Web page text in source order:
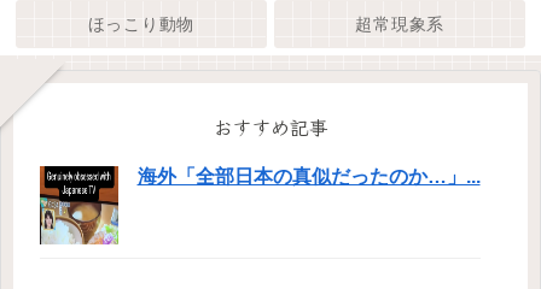
ほっこり動物 超常現象系
おすすめ記事
海外「全部日本の真似だったのか…」...